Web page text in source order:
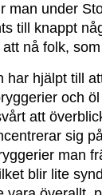
man under
till knappt
nå folk,
har hjälpt till
och
att
sig
man
blir lite